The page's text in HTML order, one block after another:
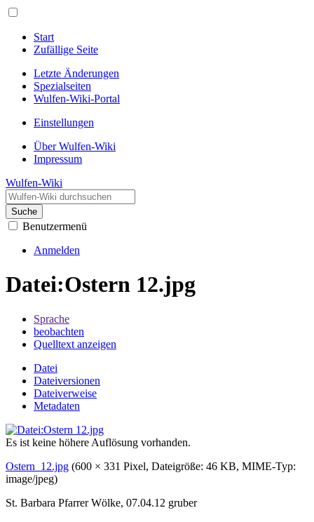
Start
Zufällige Seite
Letzte Änderungen
Spezialseiten
Wulfen-Wiki-Portal
Einstellungen
Über Wulfen-Wiki
Impressum
Wulfen-Wiki
Suche
Benutzermenü
Anmelden
Datei:Ostern 12.jpg
Sprache
beobachten
Quelltext anzeigen
Datei
Dateiversionen
Dateiverweise
Metadaten
Es ist keine höhere Auflösung vorhanden.
Ostern_12.jpg (600 × 331 Pixel, Dateigröße: 46 KB, MIME-Typ:
image/jpeg)
St. Barbara Pfarrer Wölke, 07.04.12 gruber